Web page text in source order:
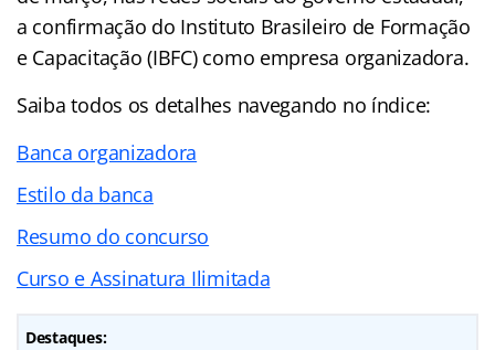
a confirmação do Instituto Brasileiro de Formação
e Capacitação (IBFC) como empresa organizadora.
Saiba todos os detalhes navegando no índice:
Banca organizadora
Estilo da banca
Resumo do concurso
Curso e Assinatura Ilimitada
Destaques: